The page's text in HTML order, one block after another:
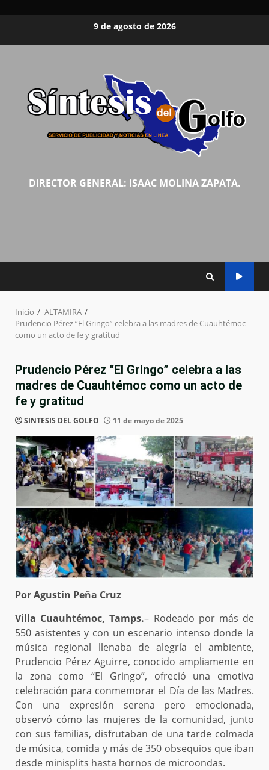
9 de agosto de 2026
DIRECTOR GENERAL: ISAAC MOLINA ZAPATA.
Inicio
ALTAMIRA
Prudencio Pérez “El Gringo” celebra a las madres de Cuauhtémoc
como un acto de fe y gratitud
Prudencio Pérez “El Gringo” celebra a las
madres de Cuauhtémoc como un acto de
fe y gratitud
SINTESIS DEL GOLFO 11 de mayo de 2025
Por Agustin Peña Cruz
Villa Cuauhtémoc, Tamps.– Rodeado por más de
550 asistentes y con un escenario intenso donde la
música regional llenaba de alegría el ambiente,
Prudencio Pérez Aguirre, conocido ampliamente en
la zona como “El Gringo”, ofreció una emotiva
celebración para conmemorar el Día de las Madres.
Con una expresión serena pero emocionada,
observó cómo las mujeres de la comunidad, junto
con sus familias, disfrutaban de una tarde colmada
de música, comida y más de 350 obsequios que iban
desde minisplits hasta hornos de microondas.